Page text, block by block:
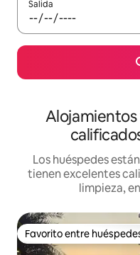
Salida
Los huéspedes
tienen excelentes
limpieza,
Favorito entre
Favorito entre